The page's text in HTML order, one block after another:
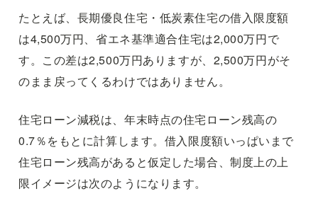
たとえば、長期優良住宅・低炭素住宅の借入限度額
は4,500万円、省エネ基準適合住宅は2,000万円で
す。この差は2,500万円ありますが、2,500万円がそ
のまま戻ってくるわけではありません。
住宅ローン減税は、年末時点の住宅ローン残高の
0.7％をもとに計算します。借入限度額いっぱいまで
住宅ローン残高があると仮定した場合、制度上の上
限イメージは次のようになります。